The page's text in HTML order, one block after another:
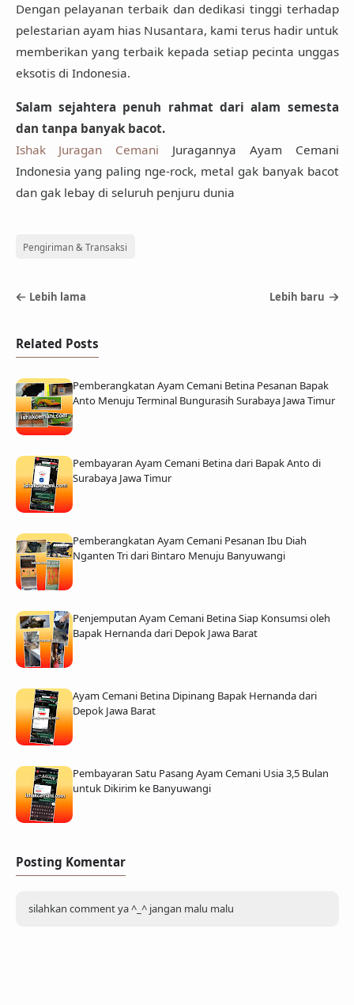
Dengan pelayanan terbaik dan dedikasi tinggi terhadap
pelestarian ayam hias Nusantara, kami terus hadir untuk
memberikan yang terbaik kepada setiap pecinta unggas
eksotis di Indonesia.
Salam sejahtera penuh rahmat dari alam semesta
dan tanpa banyak bacot.
Ishak Juragan Cemani Juragannya Ayam Cemani
Indonesia yang paling nge-rock, metal gak banyak bacot
dan gak lebay di seluruh penjuru dunia
Pengiriman & Transaksi
Lebih lama Lebih baru
Related Posts
Pemberangkatan Ayam Cemani Betina Pesanan Bapak
Anto Menuju Terminal Bungurasih Surabaya Jawa Timur
Pembayaran Ayam Cemani Betina dari Bapak Anto di
Surabaya Jawa Timur
Pemberangkatan Ayam Cemani Pesanan Ibu Diah
Nganten Tri dari Bintaro Menuju Banyuwangi
Penjemputan Ayam Cemani Betina Siap Konsumsi oleh
Bapak Hernanda dari Depok Jawa Barat
Ayam Cemani Betina Dipinang Bapak Hernanda dari
Depok Jawa Barat
Pembayaran Satu Pasang Ayam Cemani Usia 3,5 Bulan
untuk Dikirim ke Banyuwangi
Posting Komentar
silahkan comment ya ^_^ jangan malu malu